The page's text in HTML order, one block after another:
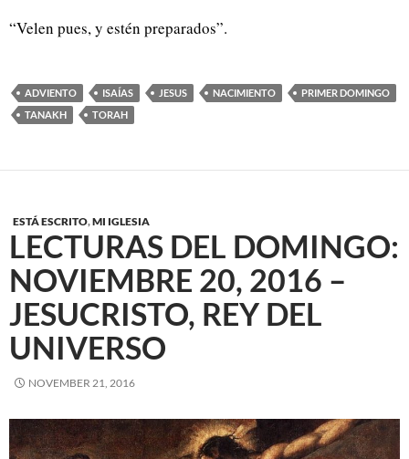
“Velen pues, y estén preparados”.
ADVIENTO ISAÍAS JESUS NACIMIENTO
PRIMER DOMINGO
TANAKH
TORAH
ESTÁ ESCRITO,MI IGLESIA
LECTURAS DEL DOMINGO:
NOVIEMBRE 20, 2016 –
JESUCRISTO, REY DEL
UNIVERSO
NOVEMBER 21, 2016